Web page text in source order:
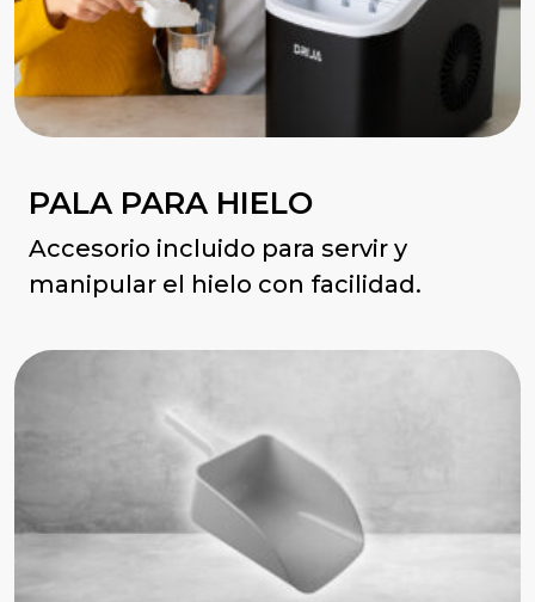
PALA PARA HIELO
Accesorio incluido para servir y
manipular el hielo con facilidad.